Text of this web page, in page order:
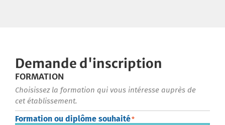
Demande d'inscription
FORMATION
Choisissez la formation qui vous intéresse auprès de
cet établissement.
Formation ou diplôme souhaité*